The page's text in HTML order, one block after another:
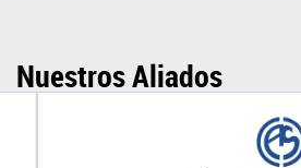
Nuestros Aliados